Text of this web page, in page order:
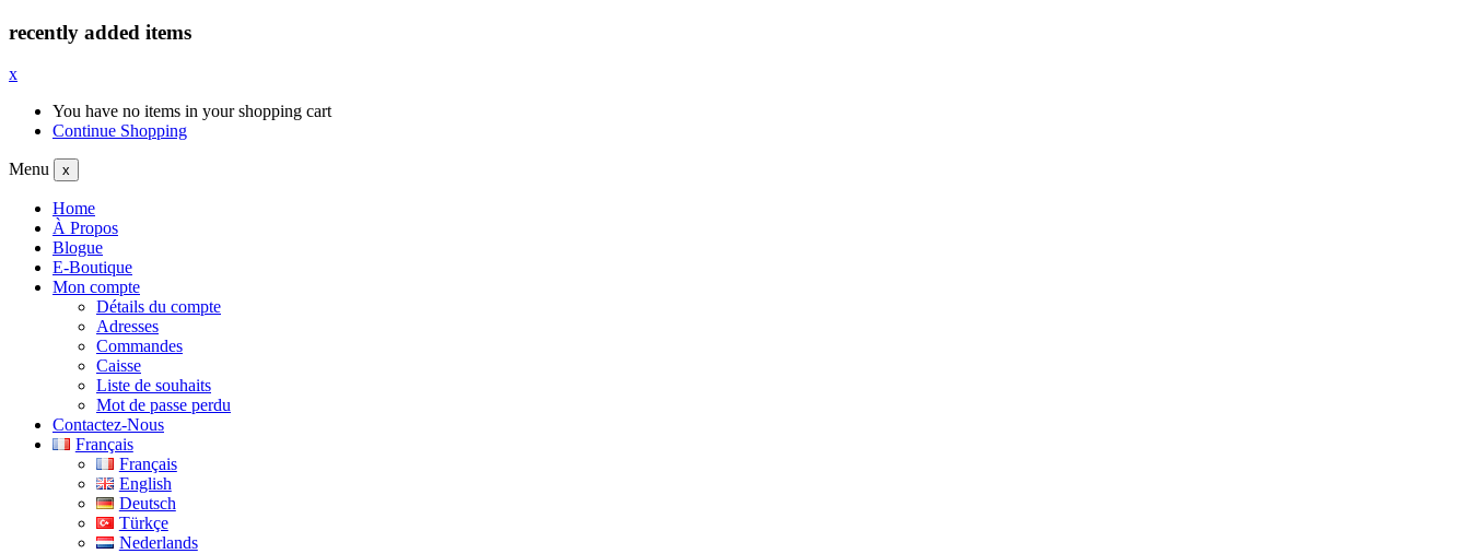
recently added items
x
You have no items in your shopping cart
Continue Shopping
Menu x
Home
À Propos
Blogue
E-Boutique
Mon compte
Détails du compte
Adresses
Commandes
Caisse
Liste de souhaits
Mot de passe perdu
Contactez-Nous
Français
Français
English
Deutsch
Türkçe
Nederlands